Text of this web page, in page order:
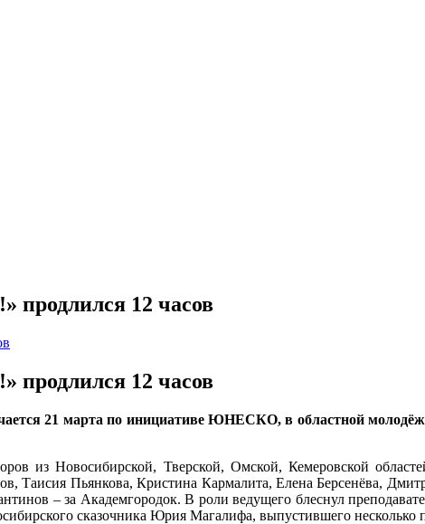
продлился 12 часов
продлился 12 часов
21 марта по инициативе ЮНЕСКО, в областной
из Новосибирской, Тверской, Омской, Кемеровской
Таисия Пьянкова, Кристина Кармалита, Елена Берсенёва,
– за Академгородок. В роли ведущего блеснул
сказочника Юрия Магалифа, выпустившего несколько